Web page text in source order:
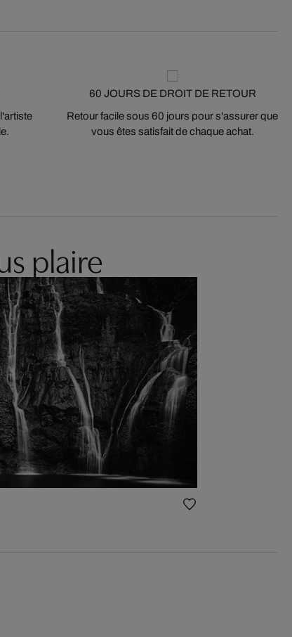
60 JOURS DE DROIT DE RETOUR
Retour facile sous 60 jours pour s'assurer que
vous êtes satisfait de chaque achat.
plaire